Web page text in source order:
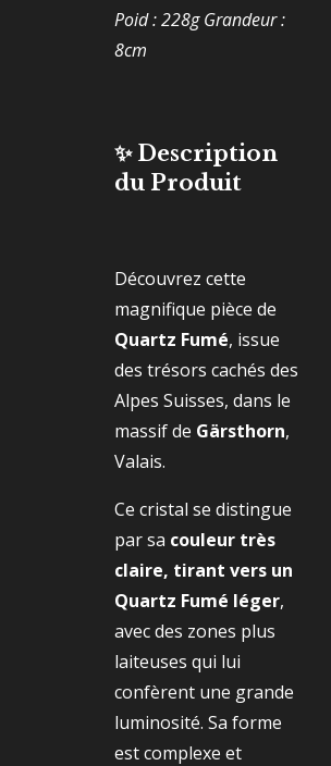
Poid : 228g Grandeur :
8cm
✨ Description
du Produit
Découvrez cette
magnifique pièce de
Quartz Fumé, issue
des trésors cachés des
Alpes Suisses, dans le
massif de Gärsthorn,
Valais.
Ce cristal se distingue
par sa couleur très
claire, tirant vers un
Quartz Fumé léger,
avec des zones plus
laiteuses qui lui
confèrent une grande
luminosité. Sa forme
est complexe et